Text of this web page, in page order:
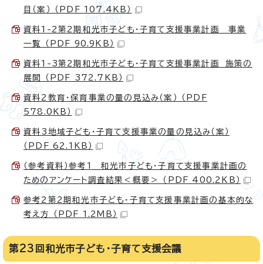
目（案） （PDF 107.4KB）
資料1-2第2期和光市子ども・子育て支援事業計画 事業
一覧 （PDF 90.9KB）
資料1-3第2期和光市子ども・子育て支援事業計画 施策の
展開 （PDF 372.7KB）
資料2教育・保育事業の量の見込み（案） （PDF
578.0KB）
資料3地域子ども・子育て支援事業の量の見込み（案）
（PDF 62.1KB）
（参考資料）参考1 和光市子ども・子育て支援事業計画の
ためのアンケート調査結果＜概要＞ （PDF 400.2KB）
参考2第2期和光市子ども・子育て支援事業計画の基本的な
考え方 （PDF 1.2MB）
第23回和光市子ども・子育て支援会議